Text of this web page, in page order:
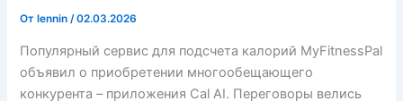
От lennin/02.03.2026
Популярный сервис для подсчета калорий MyFitnessPal
объявил о приобретении многообещающего
конкурента – приложения Cal AI. Переговоры велись